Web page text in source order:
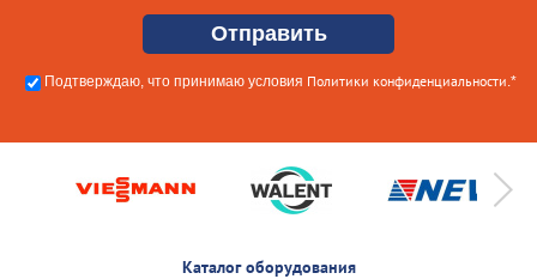
Подтверждаю, что принимаю условия Политики конфиденциальности.*
Каталог оборудования